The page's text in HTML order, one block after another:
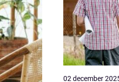
02 december